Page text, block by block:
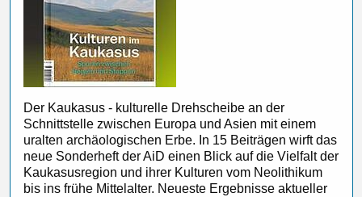
Der Kaukasus - kulturelle Drehscheibe an der
Schnittstelle zwischen Europa und Asien mit einem
uralten archäologischen Erbe. In 15 Beiträgen wirft das
neue Sonderheft der AiD einen Blick auf die Vielfalt der
Kaukasusregion und ihrer Kulturen vom Neolithikum
bis ins frühe Mittelalter. Neueste Ergebnisse aktueller